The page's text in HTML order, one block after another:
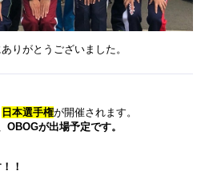
りがとうございました。
日本選手権が開催されます。
OBOGが出場予定です。
！